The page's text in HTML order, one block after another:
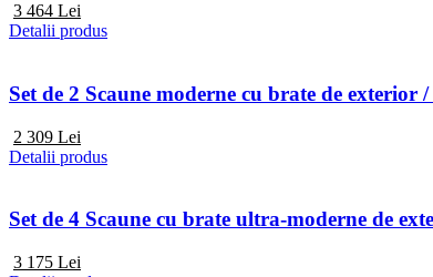
3 464 Lei
Detalii produs
Set de 2 Scaune moderne cu brate de
2 309 Lei
Detalii produs
Set de 4 Scaune cu brate ultra-moderne de
3 175 Lei